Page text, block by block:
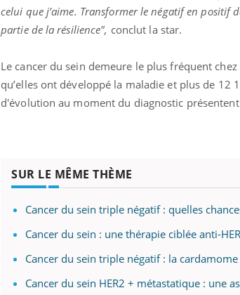
celui que j’aime. Transformer le négatif en positif
partie de la résilience", conclut la star.
Le cancer du sein demeure le plus fréquent
qu’elles ont développé la maladie et plus de 12
d'évolution au moment du diagnostic
SUR LE MÊME THÈME
Cancer du sein triple négatif : quelles
Cancer du sein : une thérapie ciblée anti-
Cancer du sein triple négatif : la
Cancer du sein HER2 + métastatique : une